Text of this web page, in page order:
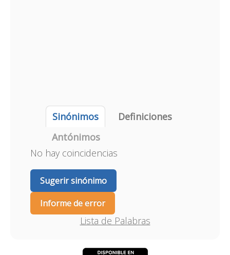
Sinónimos
Definiciones
Antónimos
No hay coincidencias
Sugerir sinónimo
Informe de error
Lista de Palabras